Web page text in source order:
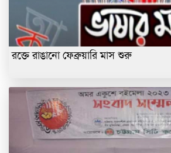
রক্তে রাঙানো ফেব্রুয়ারি মাস শুরু